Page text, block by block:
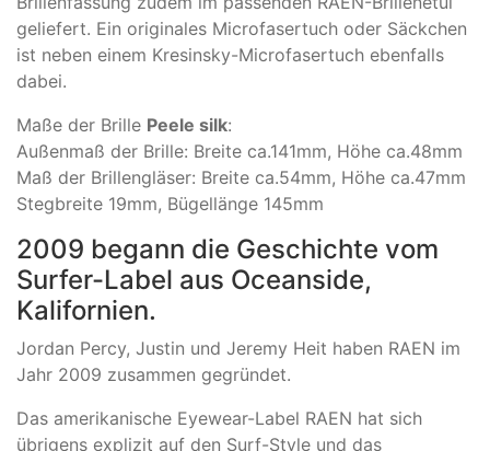
geliefert. Ein originales Microfasertuch oder Säckchen
ist neben einem Kresinsky-Microfasertuch ebenfalls
dabei.
Maße der Brille Peele silk:
Außenmaß der Brille: Breite ca.141mm, Höhe ca.48mm
Maß der Brillengläser: Breite ca.54mm, Höhe ca.47mm
Stegbreite 19mm, Bügellänge 145mm
2009 begann die Geschichte vom
Surfer-Label aus Oceanside,
Kalifornien.
Jordan Percy, Justin und Jeremy Heit haben RAEN im
Jahr 2009 zusammen gegründet.
Das amerikanische Eyewear-Label RAEN hat sich
übrigens explizit auf den Surf-Style und das